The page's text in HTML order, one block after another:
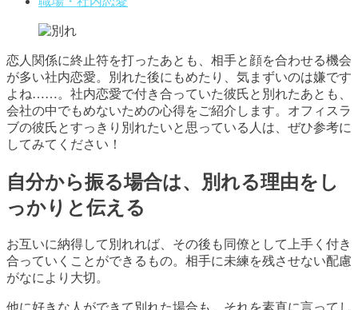
恋人関係に終止符を打ったあとも、相手と顔を合わせる機会
が多い社内恋愛。別れた後にもめたり、気まずいのは嫌です
よね……。社内恋愛で付き合っていた彼氏と別れたあとも、
会社の中でもめないための心得をご紹介します。オフィスラ
ブの彼氏とすっきり別れたいと思っている人は、ぜひ参考に
してみてください！
自分から振る場合は、別れる理由をし
っかりと伝える
お互いに納得して別れれば、その後も同僚として上手く付き
合っていくことができるもの。相手に未練を残させない配慮
がなにより大切。